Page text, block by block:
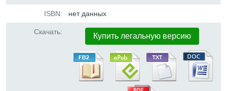
ISBN: нет данных
Скачать: Купить легальную версию